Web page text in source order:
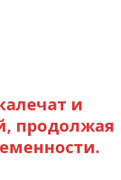
и
продолжая